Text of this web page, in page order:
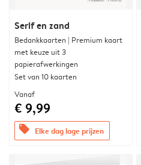
Serif en zand
Bedankkaarten | Premium kaart
met keuze uit 3
papierafwerkingen
Set van 10 kaarten
Vanaf
€ 9,99
offers Elke dag lage prijzen